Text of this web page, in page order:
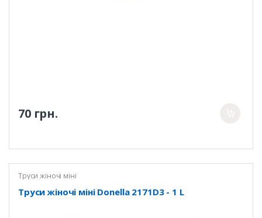
70 грн.
Труси жіночі міні
Труси жіночі міні Donella 2171D3 - 1 L